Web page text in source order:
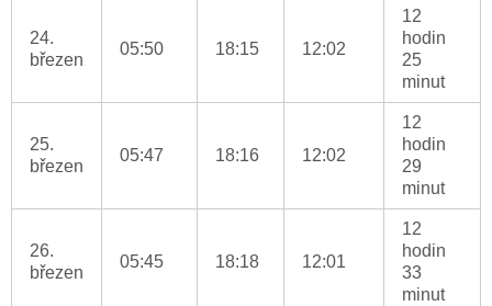
24.
březen
05:50 18:15 12:02
12
hodin
25
minut
25.
březen
05:47 18:16 12:02
12
hodin
29
minut
26.
březen
05:45 18:18 12:01
12
hodin
33
minut